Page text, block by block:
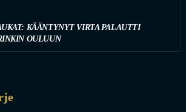
KÄÄNTYNYT VIRTA PALAUTTI
OULUUN